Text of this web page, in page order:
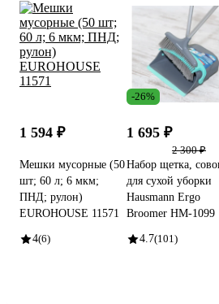
1 594 ₽
Мешки мусорные (50
шт; 60 л; 6 мкм;
ПНД; рулон)
EUROHOUSE 11571
4(6)
-26%
1 695 ₽
2 300 ₽
Набор щетка,
для сухой уборки
Hausmann Ergo
Broomer HM-1099
4.7(101)